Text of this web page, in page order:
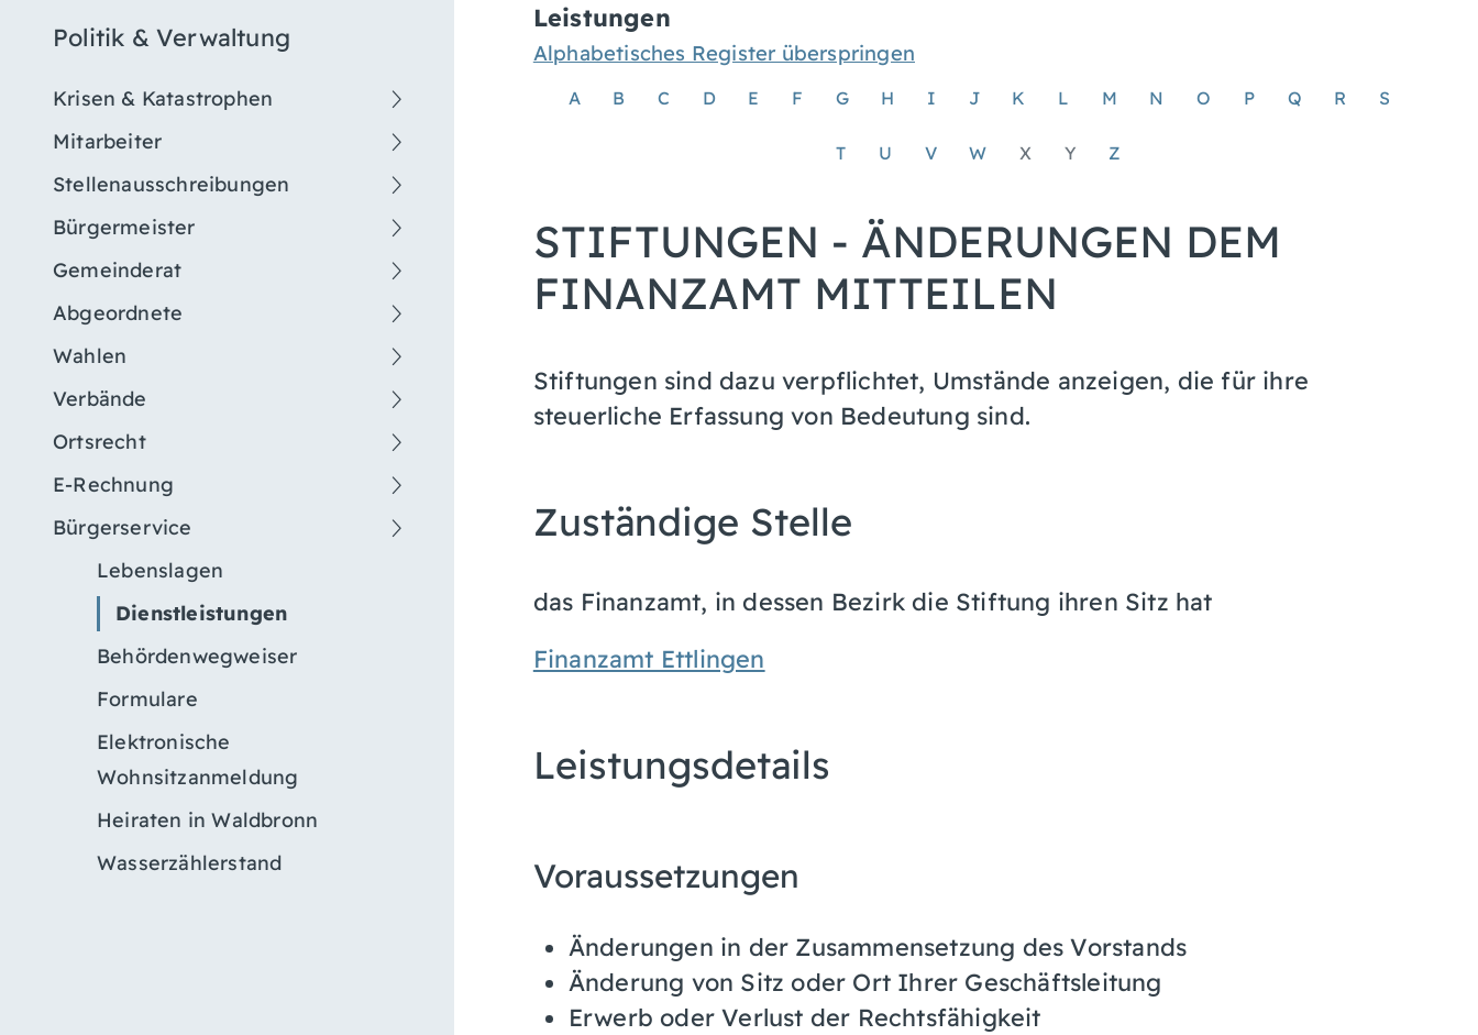
Politik & Verwaltung
Krisen & Katastrophen
Mitarbeiter
Stellenausschreibungen
Bürgermeister
Gemeinderat
Abgeordnete
Wahlen
Verbände
Ortsrecht
E-Rechnung
Bürgerservice
Lebenslagen
Dienstleistungen
Behördenwegweiser
Formulare
Elektronische
Wohnsitzanmeldung
Heiraten in Waldbronn
Wasserzählerstand
Leistungen
Alphabetisches Register überspringen
A B C D E F G H I J K L M N O P Q R S
T U V W X Y Z
STIFTUNGEN - ÄNDERUNGEN DEM
FINANZAMT MITTEILEN
Stiftungen sind dazu verpflichtet, Umstände anzeigen, die für ihre
steuerliche Erfassung von Bedeutung sind.
Zuständige Stelle
das Finanzamt, in dessen Bezirk die Stiftung ihren Sitz hat
Finanzamt Ettlingen
Leistungsdetails
Voraussetzungen
Änderungen in der Zusammensetzung des Vorstands
Änderung von Sitz oder Ort Ihrer Geschäftsleitung
Erwerb oder Verlust der Rechtsfähigkeit